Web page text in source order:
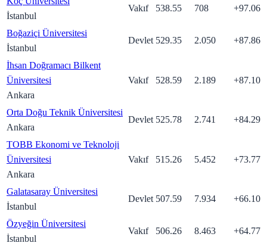
İstanbul
Vakıf 538.55 708 +97.06
Boğaziçi Üniversitesi
İstanbul
Devlet 529.35 2.050 +87.86
İhsan Doğramacı Bilkent
Üniversitesi
Ankara
Vakıf 528.59 2.189 +87.10
Orta Doğu Teknik Üniversitesi
Ankara
Devlet 525.78 2.741 +84.29
TOBB Ekonomi ve Teknoloji
Üniversitesi
Ankara
Vakıf 515.26 5.452 +73.77
Galatasaray Üniversitesi
İstanbul
Devlet 507.59 7.934 +66.10
Özyeğin Üniversitesi
İstanbul
Vakıf 506.26 8.463 +64.77